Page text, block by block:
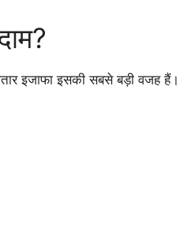
इजाफा इसकी सबसे बड़ी वजह